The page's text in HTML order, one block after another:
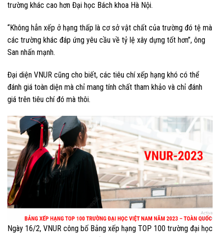
trường khác cao hơn Đại học Bách khoa Hà Nội.
“Không hẳn xếp ở hạng thấp là cơ sở vật chất của trường đó tệ mà
các trường khác đáp ứng yêu cầu về tỷ lệ xây dựng tốt hơn”, ông
San nhấn mạnh.
Đại diện VNUR cũng cho biết, các tiêu chí xếp hạng khó có thể
đánh giá toàn diện mà chỉ mang tính chất tham khảo và chỉ đánh
giá trên tiêu chí đó mà thôi.
Ngày 16/2, VNUR công bố Bảng xếp hạng TOP 100 trường đại học